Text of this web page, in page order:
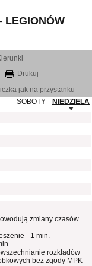
LEGIONÓW
Drukuj
jak na przystanku
SOBOTY
NIEDZIELA
zmiany czasów
- 1 min.
rozkładów
bez zgody MPK